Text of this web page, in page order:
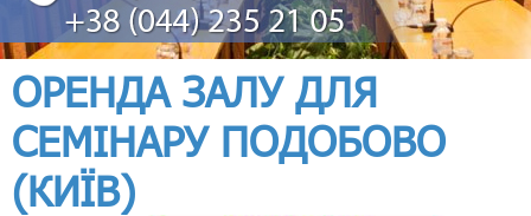
ОРЕНДА ЗАЛУ ДЛЯ
СЕМІНАРУ ПОДОБОВО
(КИЇВ)